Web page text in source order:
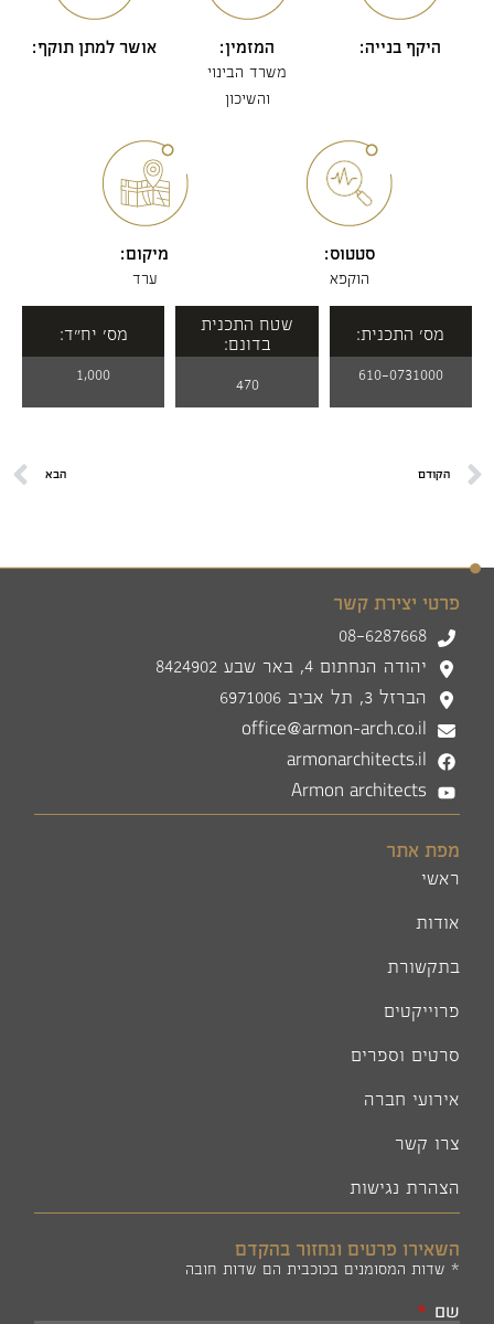
היקף בנייה: המזמין:
משרד הבינוי
והשיכון
אושר למתן תוקף:
סטטוס:
הוקפא
מיקום:
ערד
מס' התכנית:
610-0731000
שטח התכנית
בדונם:
470
מס' יח"ד:
1,000
הקודם הבא
פרטי יצירת קשר
08-6287668
יהודה הנחתום 4, באר שבע 8424902
הברזל 3, תל אביב 6971006
office@armon-arch.co.il
armonarchitects.il
Armon architects
מפת אתר
ראשי
אודות
בתקשורת
פרוייקטים
סרטים וספרים
אירועי חברה
צרו קשר
הצהרת נגישות
השאירו פרטים ונחזור בהקדם
* שדות המסומנים בכוכבית הם שדות חובה
שם